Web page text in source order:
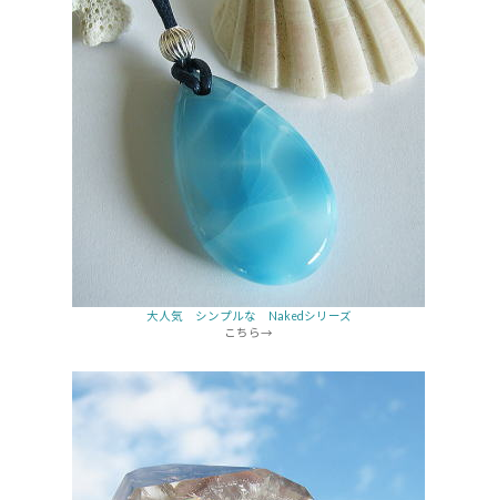
大人気 シンプルな Nakedシリーズ
こちら→